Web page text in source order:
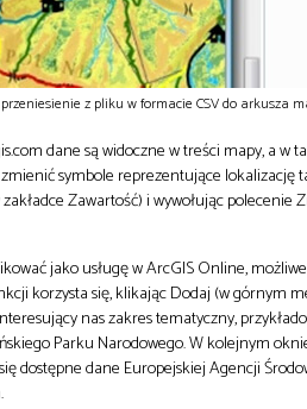
z pliku w formacie CSV do arkusza
dane są widoczne w treści mapy, a w
zmienić symbole reprezentujące
Zawartość) i wywołując polecenie
jako usługę w ArcGIS Online,
korzysta się, klikając Dodaj (w górnym
nas zakres tematyczny,
Parku Narodowego. W kolejnym
dostępne dane Europejskiej Agencji